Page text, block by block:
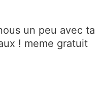
un peu avec ta
! meme gratuit